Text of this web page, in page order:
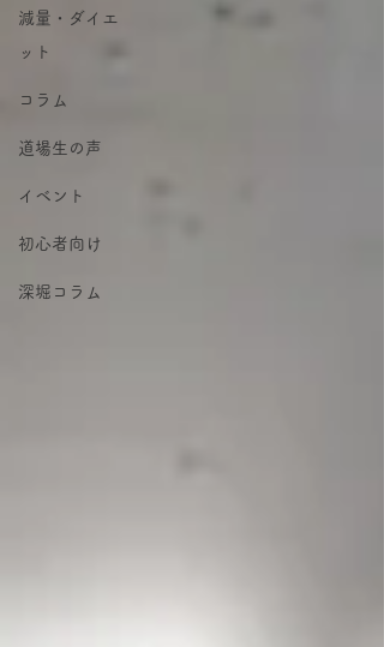
減量・ダイエ
ット
コラム
道場生の声
イベント
初心者向け
深堀コラム